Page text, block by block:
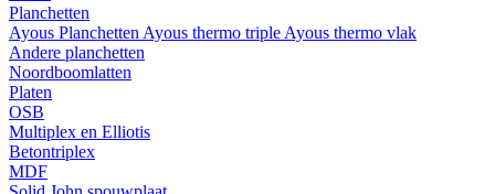
Planchetten
Ayous Planchetten Ayous thermo triple Ayous thermo vlak
Andere planchetten
Noordboomlatten
Platen
OSB
Multiplex en Elliotis
Betontriplex
MDF